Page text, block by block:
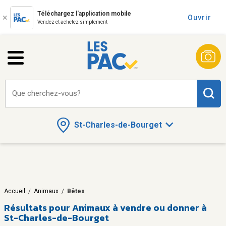
Téléchargez l'application mobile
Vendez et achetez simplement
Ouvrir
St-Charles-de-Bourget
Que cherchez-vous?
Accueil / Animaux / Bêtes
Résultats pourAnimaux à vendre ou donner à
St-Charles-de-Bourget